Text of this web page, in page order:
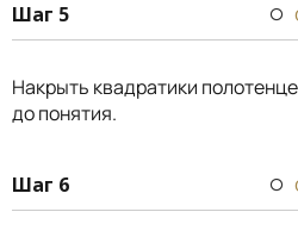
Шаг 5
Накрыть квадратики
до понятия.
Шаг 6